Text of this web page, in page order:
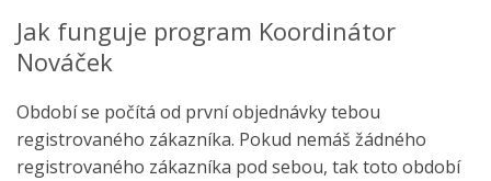
Jak funguje program Koordinátor
Nováček
Období se počítá od první objednávky tebou
registrovaného zákazníka. Pokud nemáš žádného
registrovaného zákazníka pod sebou, tak toto období